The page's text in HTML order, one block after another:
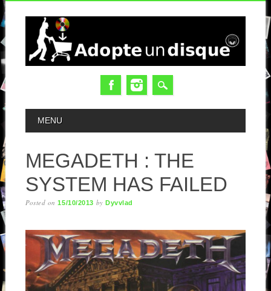
MAIN MENU
MENU
MEGADETH : THE
SYSTEM HAS FAILED
Posted on15/10/2013 byDyvvlad